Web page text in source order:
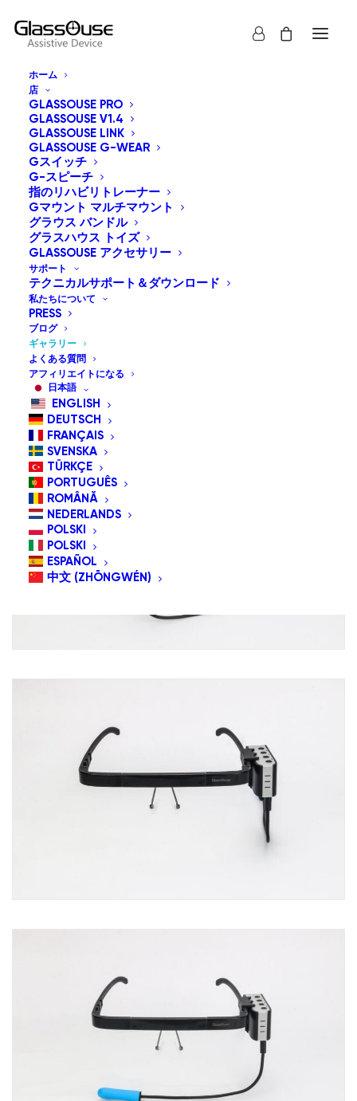
ホーム
店
GLASSOUSE PRO
GLASSOUSE V1.4
GLASSOUSE LINK
GLASSOUSE G-WEAR
Gスイッチ
G-スピーチ
指のリハビリトレーナー
Gマウント マルチマウント
グラウス バンドル
グラスハウス トイズ
GLASSOUSE アクセサリー
サポート
テクニカルサポート＆ダウンロード
私たちについて
PRESS
ブログ
ギャラリー
よくある質問
アフィリエイトになる
日本語
ENGLISH
DEUTSCH
FRANÇAIS
SVENSKA
TÜRKÇE
PORTUGUÊS
ROMÂNĂ
NEDERLANDS
POLSKI
POLSKI
ESPAÑOL
中文 (ZHŌNGWÉN)
ギャラリー